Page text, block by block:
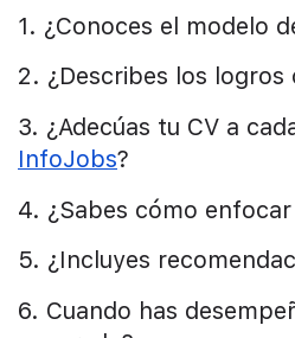
1. ¿Conoces el modelo
2. ¿Describes los
3. ¿Adecúas tu CV a
InfoJobs?
4. ¿Sabes cómo
5. ¿Incluyes
6. Cuando has